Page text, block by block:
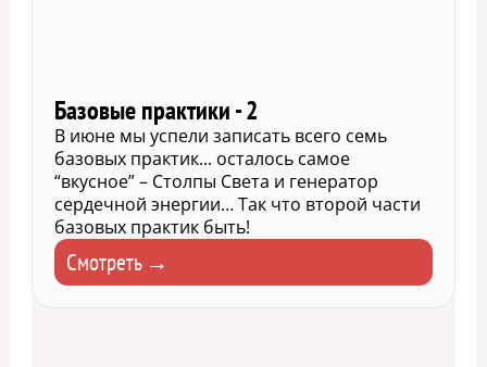
Базовые практики - 2
В июне мы успели записать всего семь
базовых практик... осталось самое
“вкусное” – Столпы Света и генератор
сердечной энергии… Так что второй части
базовых практик быть!
Смотреть →